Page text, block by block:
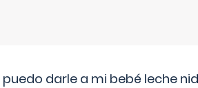
puedo darle a mi bebé leche